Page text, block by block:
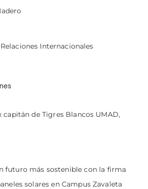
Internacionales
capitán de Tigres Blancos UMAD,
futuro más sostenible con la firma
solares en Campus Zavaleta